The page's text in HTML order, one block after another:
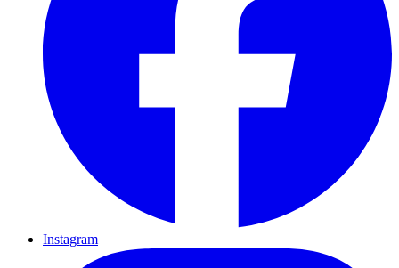
Instagram